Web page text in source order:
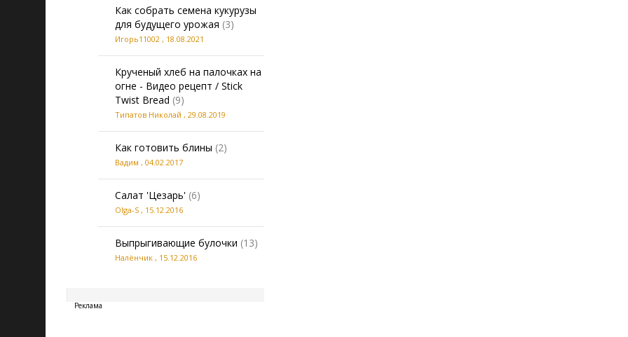
Как собрать семена кукурузы
для будущего урожая (3)
Игорь11002 , 18.08.2021
Крученый хлеб на палочках на
огне - Видео рецепт / Stick
Twist Bread (9)
Типатов Николай , 29.08.2019
Как готовить блины (2)
Вадим , 04.02.2017
Салат 'Цезарь' (6)
Olga-S , 15.12.2016
Выпрыгивающие булочки (13)
Налёнчик , 15.12.2016
Реклама